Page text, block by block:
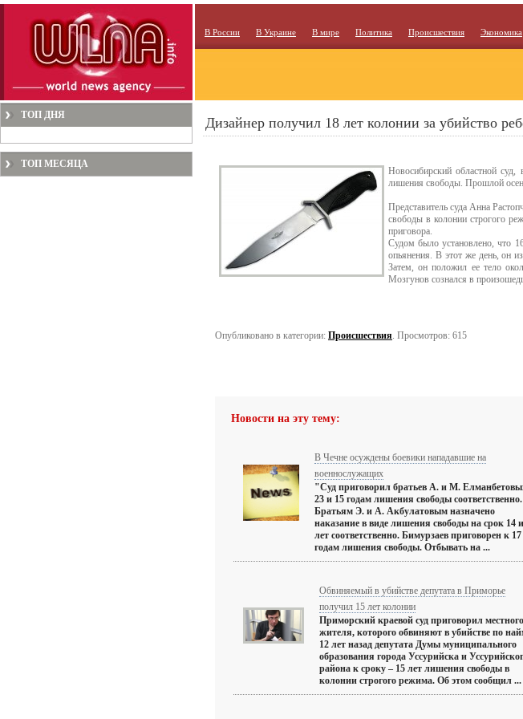
В России В Украине В мире Политика Происшествия Экономика
ТОП ДНЯ
ТОП МЕСЯЦА
Дизайнер получил 18 лет колонии за убийство
Новосибирский областной
лишения свободы. Прошлой
Представитель суда Анна
свободы в колонии строгого
приговора.
Судом было установлено, что
опьянения. В этот же день, он
Затем, он положил ее тело
Мозгунов сознался в
Опубликовано в категории: Происшествия. Просмотров: 615
Новости на эту тему:
В Чечне осуждены боевики нападавшие на
военнослужащих
"Суд приговорил братьев А. и М.
23 и 15 годам лишения свободы соответственно.
Братьям Э. и А. Акбулатовым назначено
наказание в виде лишения свободы на срок 14
лет соответственно. Бимурзаев приговорен к 17
годам лишения свободы. Отбывать на ...
Обвиняемый в убийстве депутата в Приморье
получил 15 лет колонии
Приморский краевой суд приговорил местного
жителя, которого обвиняют в убийстве по
12 лет назад депутата Думы муниципального
образования города Уссурийска и
района к сроку – 15 лет лишения свободы в
колонии строгого режима. Об этом сообщил ...